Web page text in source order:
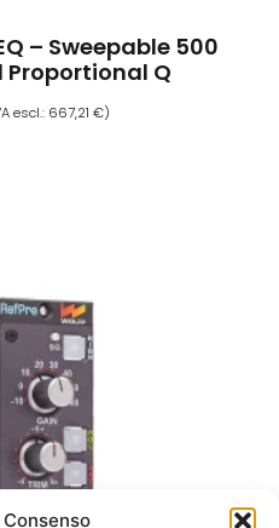
– Sweepable 500
Proportional Q
escl.: 667,21 €)